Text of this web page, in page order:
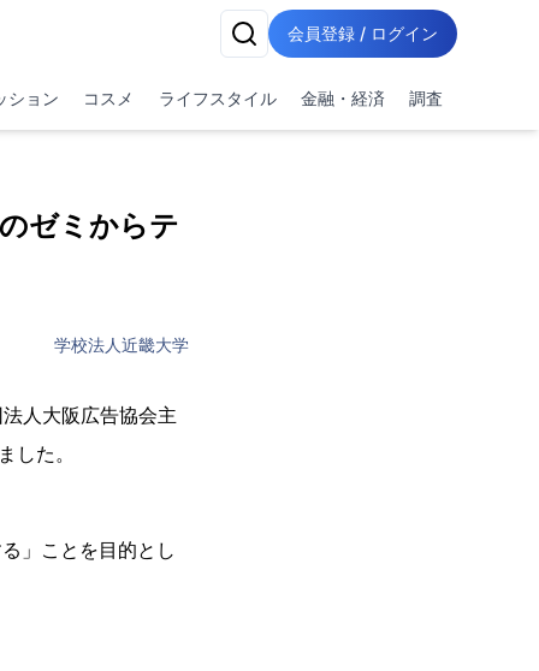
会員登録 / ログイン
ション コスメ ライフスタイル 金融・経済 調査
ゼミからテ
学校法人近畿大学
人大阪広告協会主
した。
」ことを目的とし